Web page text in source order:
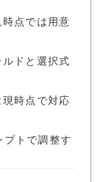
点では用意
ドと選択式
時点で対応
トで調整す